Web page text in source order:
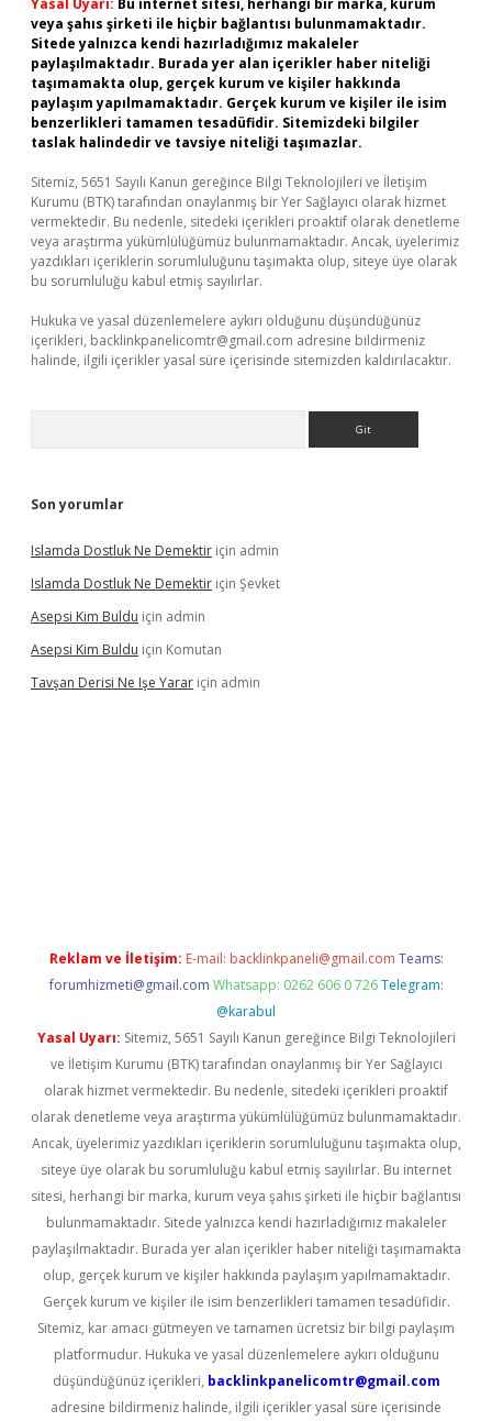
Yasal Uyarı: Bu internet sitesi, herhangi bir marka, kurum
veya şahıs şirketi ile hiçbir bağlantısı bulunmamaktadır.
Sitede yalnızca kendi hazırladığımız makaleler
paylaşılmaktadır. Burada yer alan içerikler haber niteliği
taşımamakta olup, gerçek kurum ve kişiler hakkında
paylaşım yapılmamaktadır. Gerçek kurum ve kişiler ile isim
benzerlikleri tamamen tesadüfidir. Sitemizdeki bilgiler
taslak halindedir ve tavsiye niteliği taşımazlar.
Sitemiz, 5651 Sayılı Kanun gereğince Bilgi Teknolojileri ve İletişim
Kurumu (BTK) tarafından onaylanmış bir Yer Sağlayıcı olarak hizmet
vermektedir. Bu nedenle, sitedeki içerikleri proaktif olarak denetleme
veya araştırma yükümlülüğümüz bulunmamaktadır. Ancak, üyelerimiz
yazdıkları içeriklerin sorumluluğunu taşımakta olup, siteye üye olarak
bu sorumluluğu kabul etmiş sayılırlar.
Hukuka ve yasal düzenlemelere aykırı olduğunu düşündüğünüz
içerikleri, backlinkpanelicomtr@gmail.com adresine bildirmeniz
halinde, ilgili içerikler yasal süre içerisinde sitemizden kaldırılacaktır.
Son yorumlar
Islamda Dostluk Ne Demektir için admin
Islamda Dostluk Ne Demektir için Şevket
Asepsi Kim Buldu için admin
Asepsi Kim Buldu için Komutan
Tavşan Derisi Ne Işe Yarar için admin
Reklam ve İletişim: E-mail: backlinkpaneli@gmail.com Teams:
forumhizmeti@gmail.com Whatsapp: 0262 606 0 726 Telegram:
@karabul
Yasal Uyarı: Sitemiz, 5651 Sayılı Kanun gereğince Bilgi Teknolojileri
ve İletişim Kurumu (BTK) tarafından onaylanmış bir Yer Sağlayıcı
olarak hizmet vermektedir. Bu nedenle, sitedeki içerikleri proaktif
olarak denetleme veya araştırma yükümlülüğümüz bulunmamaktadır.
Ancak, üyelerimiz yazdıkları içeriklerin sorumluluğunu taşımakta olup,
siteye üye olarak bu sorumluluğu kabul etmiş sayılırlar. Bu internet
sitesi, herhangi bir marka, kurum veya şahıs şirketi ile hiçbir bağlantısı
bulunmamaktadır. Sitede yalnızca kendi hazırladığımız makaleler
paylaşılmaktadır. Burada yer alan içerikler haber niteliği taşımamakta
olup, gerçek kurum ve kişiler hakkında paylaşım yapılmamaktadır.
Gerçek kurum ve kişiler ile isim benzerlikleri tamamen tesadüfidir.
Sitemiz, kar amacı gütmeyen ve tamamen ücretsiz bir bilgi paylaşım
platformudur. Hukuka ve yasal düzenlemelere aykırı olduğunu
düşündüğünüz içerikleri, backlinkpanelicomtr@gmail.com
adresine bildirmeniz halinde, ilgili içerikler yasal süre içerisinde